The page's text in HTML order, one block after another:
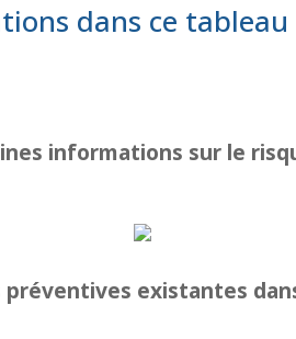
dans ce
informations sur le
préventives existantes